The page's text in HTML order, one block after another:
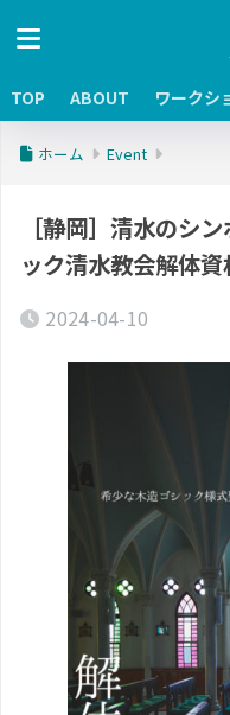
TOP ABOUT ワークシ
ホーム Event
［静岡］清水のシ
ック清水教会解体資
2024-04-10